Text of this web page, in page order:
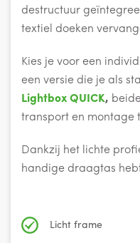
destructuur
textiel doeken
Kies je voor een
een versie die je als
Lightbox QUICK,
transport en montage
Dankzij het lichte
handige draagtas
Licht frame